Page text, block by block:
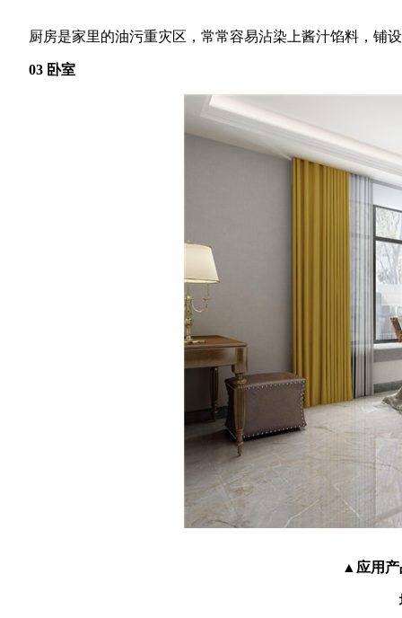
厨房是家里的油污重灾区，常常容易沾染上酱汁馅料，铺设
03 卧室
▲应用产